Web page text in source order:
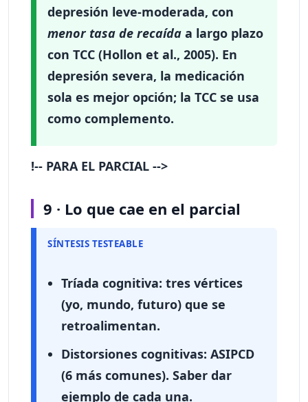
depresión leve-moderada, con
menor tasa de recaída a largo plazo
con TCC (Hollon et al., 2005). En
depresión severa, la medicación
sola es mejor opción; la TCC se usa
como complemento.
!-- PARA EL PARCIAL -->
9 · Lo que cae en el parcial
SÍNTESIS TESTEABLE
Tríada cognitiva: tres vértices
(yo, mundo, futuro) que se
retroalimentan.
Distorsiones cognitivas: ASIPCD
(6 más comunes). Saber dar
ejemplo de cada una.